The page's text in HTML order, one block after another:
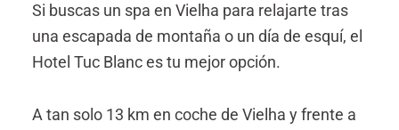
Si buscas un spa en Vielha para relajarte tras
una escapada de montaña o un día de esquí, el
Hotel Tuc Blanc es tu mejor opción.
A tan solo 13 km en coche de Vielha y frente a